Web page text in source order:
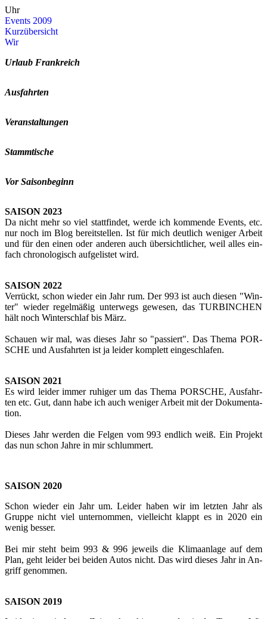
Uhr
Events 2009
Kurz­über­sicht
Wir
Ur­laub Frank­reich
Aus­fahr­ten
Ver­an­stal­tun­gen
Stamm­ti­sche
Vor Sai­son­be­ginn
SAI­SON 2023
Da nicht mehr so viel statt­fin­det, werde ich kom­men­de Events, etc.
nur noch im Blog be­reit­stel­len. Ist für mich deut­lich we­ni­ger Ar­beit
und für den einen oder an­de­ren auch über­sicht­li­cher, weil alles ein­
fach chro­no­lo­gisch auf­ge­lis­tet wird.
SAI­SON 2022
Ver­rückt, schon wie­der ein Jahr rum. Der 993 ist auch die­sen "Win­
ter" wie­der re­gel­mä­ßig un­ter­wegs ge­we­sen, das TUR­BIN­CHEN
hält noch Win­ter­schlaf bis März.
Schau­en wir mal, was die­ses Jahr so "pas­siert". Das Thema POR­
SCHE und Aus­fahr­ten ist ja lei­der kom­plett ein­ge­schla­fen.
SAI­SON 2021
Es wird lei­der immer ru­hi­ger um das Thema POR­SCHE, Aus­fahr­
ten etc. Gut, dann habe ich auch we­ni­ger Ar­beit mit der Do­ku­men­ta­
ti­on.
Die­ses Jahr wer­den die Fel­gen vom 993 end­lich weiß. Ein Pro­jekt
das nun schon Jahre in mir schlum­mert.
SAI­SON 2020
Schon wie­der ein Jahr um. Lei­der haben wir im letz­ten Jahr als
Grup­pe nicht viel un­ter­nom­men, viel­leicht klappt es in 2020 ein
wenig bes­ser.
Bei mir steht beim 993 & 996 je­weils die Kli­ma­an­la­ge auf dem
Plan, geht lei­der bei bei­den Autos nicht. Das wird die­ses Jahr in An­
griff ge­nom­men.
SAI­SON 2019